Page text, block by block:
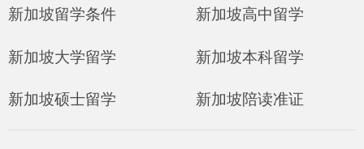
新加坡留学条件
新加坡高中留学
新加坡大学留学
新加坡本科留学
新加坡硕士留学
新加坡陪读准证